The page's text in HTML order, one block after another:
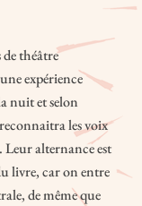
théâtre
expérience
nuit et selon
les voix
Leur alternance est
livre, car on entre
de même que